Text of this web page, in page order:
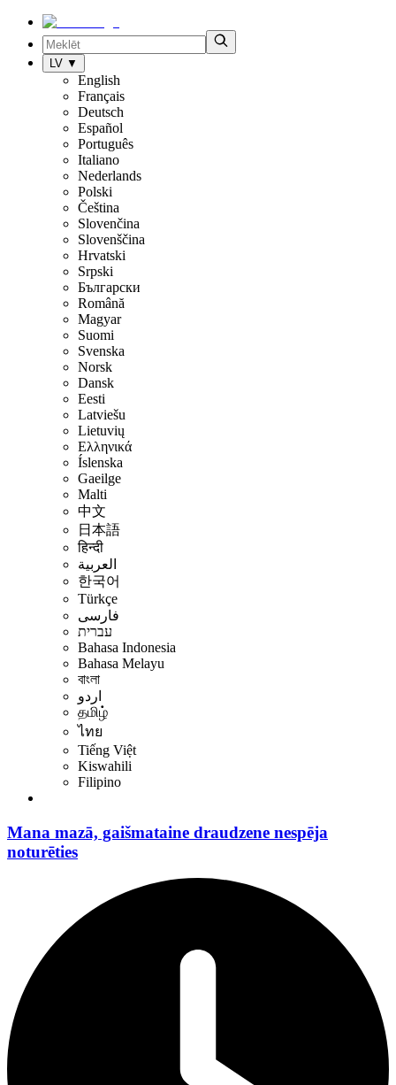
LV ▼
English
Français
Deutsch
Español
Português
Italiano
Nederlands
Polski
Čeština
Slovenčina
Slovenščina
Hrvatski
Srpski
Български
Română
Magyar
Suomi
Svenska
Norsk
Dansk
Eesti
Latviešu
Lietuvių
Ελληνικά
Íslenska
Gaeilge
Malti
中文
日本語
हिन्दी
العربية
한국어
Türkçe
فارسی
עברית
Bahasa Indonesia
Bahasa Melayu
বাংলা
اردو
தமிழ்
ไทย
Tiếng Việt
Kiswahili
Filipino
Mana mazā, gaišmataine draudzene nespēja
noturēties